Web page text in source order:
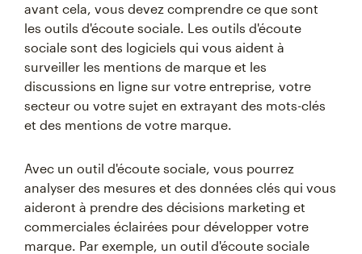
avant cela, vous devez comprendre ce que sont
les outils d'écoute sociale. Les outils d'écoute
sociale sont des logiciels qui vous aident à
surveiller les mentions de marque et les
discussions en ligne sur votre entreprise, votre
secteur ou votre sujet en extrayant des mots-clés
et des mentions de votre marque.
Avec un outil d'écoute sociale, vous pourrez
analyser des mesures et des données clés qui vous
aideront à prendre des décisions marketing et
commerciales éclairées pour développer votre
marque. Par exemple, un outil d'écoute sociale